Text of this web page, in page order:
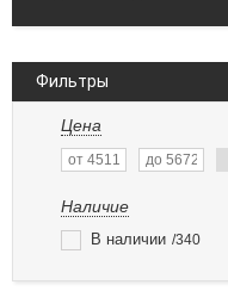
Фильтры
Цена
Наличие
В наличии 340